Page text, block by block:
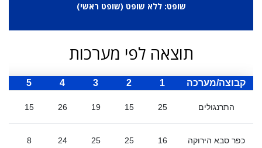
שופט: ללא שופט (שופט ראשי)
תוצאה לפי מערכות
קבוצה/מערכה 1
2
3
4
5
התרנגולים 25
15
19
26
15
כפר סבא הירוקה 16
25
25
24
8